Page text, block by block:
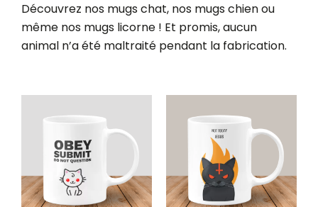
Découvrez nos mugs chat, nos mugs chien ou
même nos mugs licorne ! Et promis, aucun
animal n’a été maltraité pendant la fabrication.